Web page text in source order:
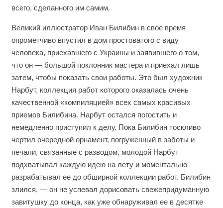
всего, сделанного им самим.
Великий иллюстратор Иван Билибин в свое время
опрометчиво впустил в дом простоватого с виду
человека, приехавшего с Украины и заявившего о том,
что он — большой поклонник мастера и приехал лишь
затем, чтобы показать свои работы. Это был художник
Нарбут, коллекция работ которого оказалась очень
качественной «компиляцией» всех самых красивых
приемов Билибина. Нарбут остался погостить и
немедленно приступил к делу. Пока Билибин тоскливо
чертил очередной орнамент, погруженный в заботы и
печали, связанные с разводом, молодой Нарбут
подхватывал каждую идею на лету и моментально
разрабатывал ее до обширной коллекции работ. Билибин
злился, — он не успевал дорисовать свежепридуманную
завитушку до конца, как уже обнаруживал ее в десятке